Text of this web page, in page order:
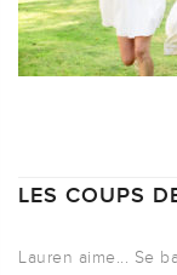
LES COUPS
Lauren aime... Se